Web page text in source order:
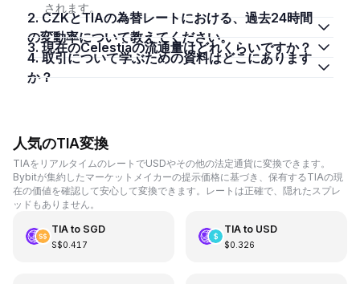
されます。
2. CZKとTIAの為替レートにおける、過去24時間
の変動率について教えてください。
3. 現在のCelestiaの流通量はどれくらいですか？
4. 取引について学ぶための資料はどこにあります
か？
人気のTIA変換
TIAをリアルタイムのレートでUSDやその他の法定通貨に変換できます。
Bybitが集約したマーケットメイカーの提示価格に基づき、保有するTIAの現
在の価値を確認して安心して変換できます。レートは正確で、隠れたスプレ
ッドもありません。
TIAto SGD
S$0.417
TIAto USD
$0.326